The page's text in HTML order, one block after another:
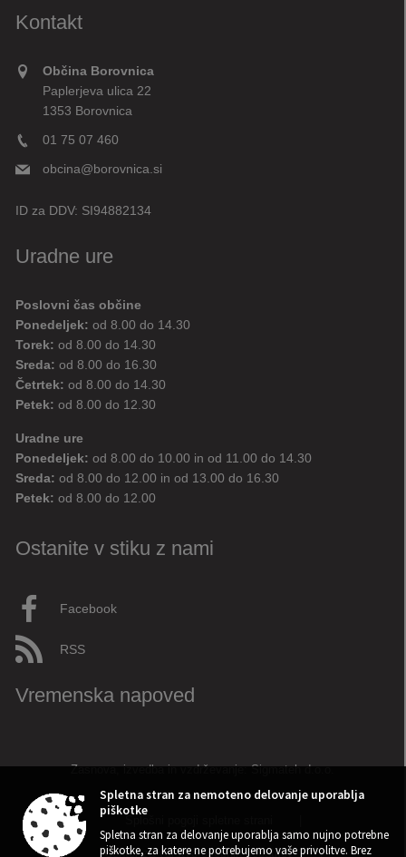
Kontakt
Občina Borovnica
Paplerjeva ulica 22
1353 Borovnica
01 75 07 460
obcina@borovnica.si
ID za DDV: SI94882134
Uradne ure
Poslovni čas občine
Ponedeljek: od 8.00 do 14.30
Torek: od 8.00 do 14.30
Sreda: od 8.00 do 16.30
Četrtek: od 8.00 do 14.30
Petek: od 8.00 do 12.30
Uradne ure
Ponedeljek: od 8.00 do 10.00 in od 11.00 do 14.30
Sreda: od 8.00 do 12.00 in od 13.00 do 16.30
Petek: od 8.00 do 12.00
Ostanite v stiku z nami
Facebook
RSS
Vremenska napoved
Zasnova, izvedba in vzdrževanje: Sigmateh d.o.o.
Center za varstvo osebnih podatkov |
Spletna stran za nemoteno delovanje uporablja
piškotke
Spletna stran za delovanje uporablja samo nujno potrebne
piškotke, za katere ne potrebujemo vaše privolitve. Brez